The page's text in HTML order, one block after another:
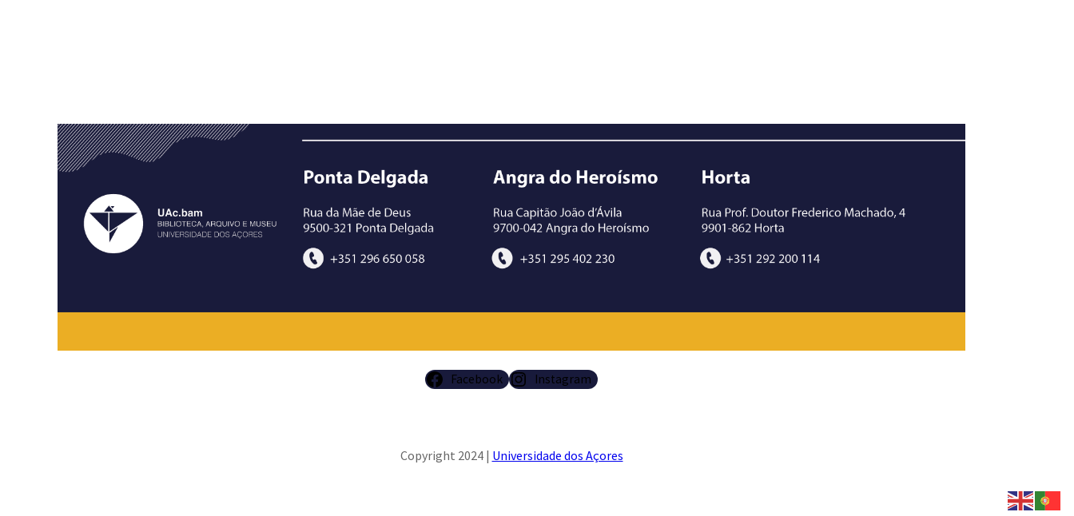
Facebook Instagram
Copyright 2024 | Universidade dos Açores